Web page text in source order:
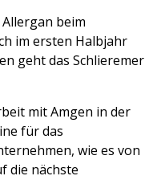
beim
im ersten Halbjahr
geht das Schlieremer
mit Amgen in der
für das
wie es von
die nächste